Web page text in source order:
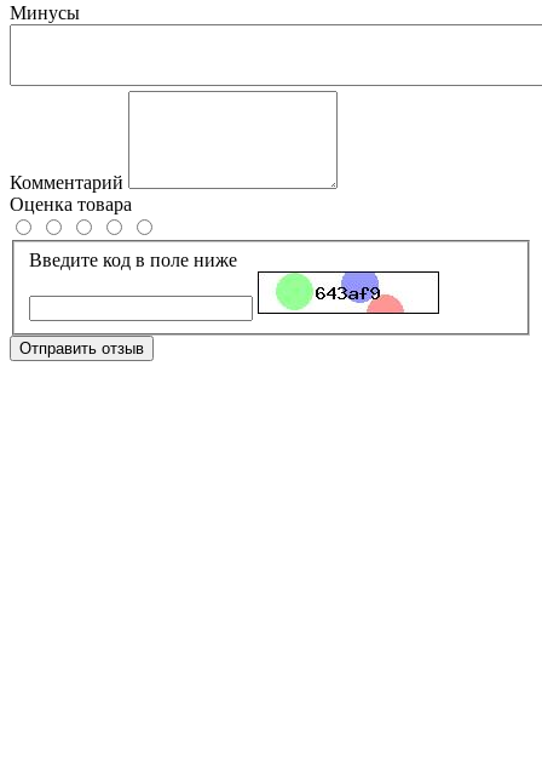
Минусы
Комментарий
Оценка товара
Введите код в поле ниже
Отправить отзыв